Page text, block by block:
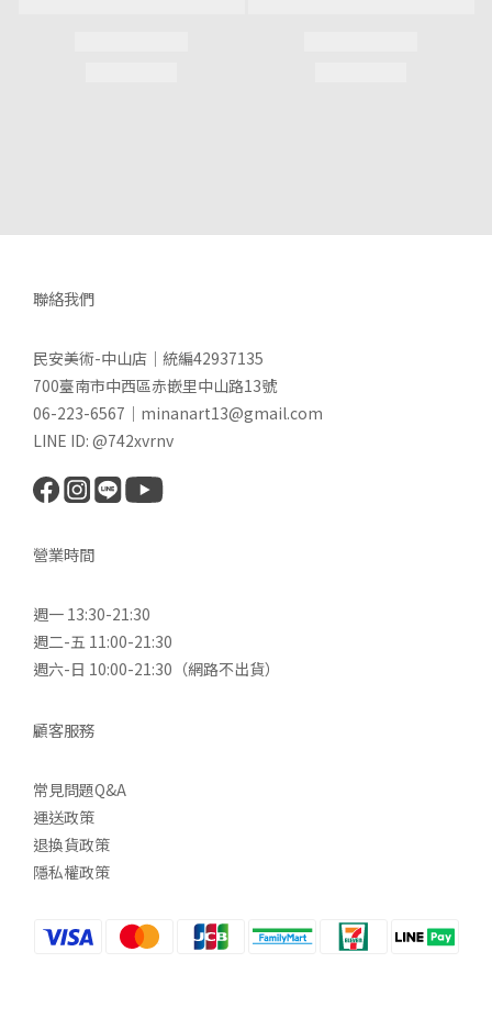
聯絡我們
民安美術-中山店｜統編42937135
700臺南市中西區赤嵌里中山路13號
06-223-6567｜minanart13@gmail.com
LINE ID: @742xvrnv
營業時間
週一 13:30-21:30
週二-五 11:00-21:30
週六-日 10:00-21:30（網路不出貨）
顧客服務
常見問題Q&A
運送政策
退換貨政策
隱私權政策